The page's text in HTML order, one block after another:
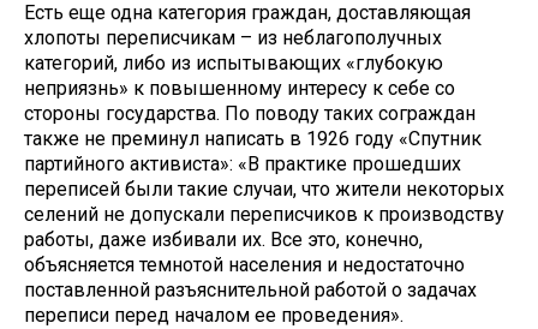
Есть еще одна категория граждан, доставляющая
хлопоты переписчикам – из неблагополучных
категорий, либо из испытывающих «глубокую
неприязнь» к повышенному интересу к себе со
стороны государства. По поводу таких сограждан
также не преминул написать в 1926 году «Спутник
партийного активиста»: «В практике прошедших
переписей были такие случаи, что жители некоторых
селений не допускали переписчиков к производству
работы, даже избивали их. Все это, конечно,
объясняется темнотой населения и недостаточно
поставленной разъяснительной работой о задачах
переписи перед началом ее проведения».